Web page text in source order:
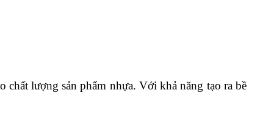
lượng sản phẩm nhựa. Với khả năng tạo ra bề